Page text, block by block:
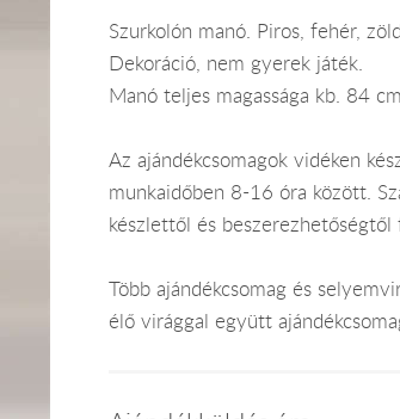
Szurkolón manó. Piros, fehér,
Dekoráció, nem gyerek játék.
Manó teljes magassága kb. 84
Az ajándékcsomagok vidéken
munkaidőben 8-16 óra között.
készlettől és
Több ajándékcsomag és
élő virággal együtt